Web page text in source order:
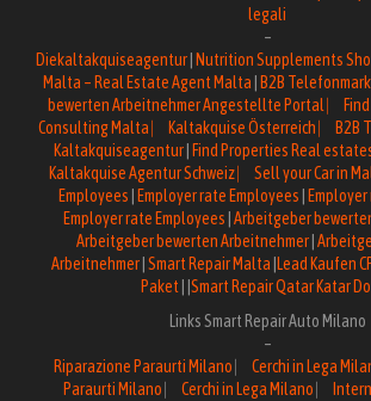
legali
–
Diekaltakquiseagentur Nutrition Supplements
Malta – Real Estate Agent Malta
B2B
bewerten Arbeitnehmer Angestellte Portal ⎸
Consulting Malta ⎸
Kaltakquise Österreich ⎸
B2B
Kaltakquiseagentur Find Properties Real
Kaltakquise Agentur Schweiz ⎸
Sell your Car in
Employees
Employer rate Employees
Employer rate Employees Arbeitgeber
Arbeitgeber bewerten Arbeitnehmer|
Arbeitnehmer Smart Repair Malta Lead Kaufen
Paket
Smart Repair Qatar Katar
Links Smart Repair Auto Milano
–
Riparazione Paraurti Milano
Cerchi in Lega
Paraurti Milano
Cerchi in Lega Milano